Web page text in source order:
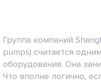
Группа компаний
pumps) считается
оборудования. Она
Что вполне логично,